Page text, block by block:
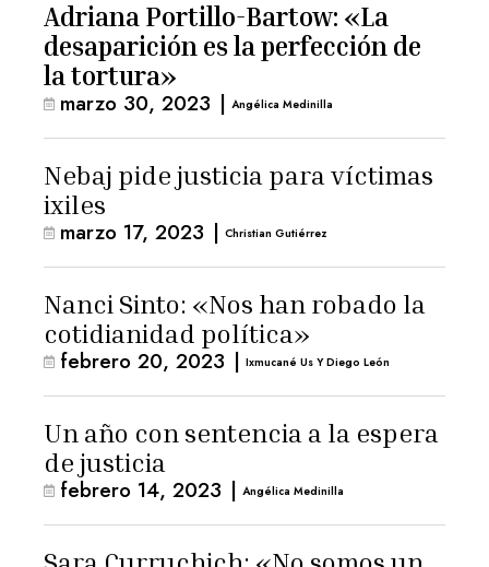
Adriana Portillo-Bartow: «La
desaparición es la perfección de
la tortura»
marzo 30, 2023 | Angélica Medinilla
Nebaj pide justicia para víctimas
ixiles
marzo 17, 2023 | Christian Gutiérrez
Nanci Sinto: «Nos han robado la
cotidianidad política»
febrero 20, 2023 | Ixmucané Us Y Diego León
Un año con sentencia a la espera
de justicia
febrero 14, 2023 | Angélica Medinilla